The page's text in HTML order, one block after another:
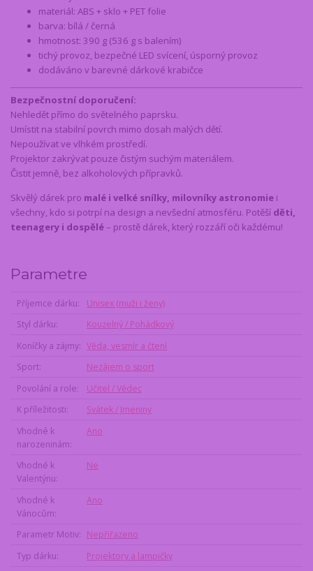
materiál: ABS + sklo + PET folie
barva: bílá / černá
hmotnost: 390 g (536 g s balením)
tichý provoz, bezpečné LED svícení, úsporný provoz
dodáváno v barevné dárkové krabičce
Bezpečnostní doporučení:
Nehledět přímo do světelného paprsku.
Umístit na stabilní povrch mimo dosah malých dětí.
Nepoužívat ve vlhkém prostředí.
Projektor zakrývat pouze čistým suchým materiálem.
Čistit jemně, bez alkoholových přípravků.
Skvělý dárek pro malé i velké snílky, milovníky astronomie i
všechny, kdo si potrpí na design a nevšední atmosféru. Potěší děti,
teenagery i dospělé– prostě dárek, který rozzáří oči každému!
Parametre
Příjemce dárku
Unisex (muži i ženy)
Styl dárku
Kouzelný / Pohádkový
Koníčky a zájmy
Věda, vesmír a čtení
Sport
Nezájem o sport
Povolání a role
Učitel / Vědec
K příležitosti
Svátek / Jmeniny
Vhodné k
narozeninám
Ano
Vhodné k
Valentýnu
Ne
Vhodné k
Vánocům
Ano
Parametr Motiv
Nepřiřazeno
Typ dárku
Projektory a lampičky